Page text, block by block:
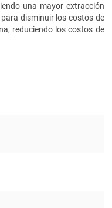
una mayor extracción
disminuir los costos de
reduciendo los costos de